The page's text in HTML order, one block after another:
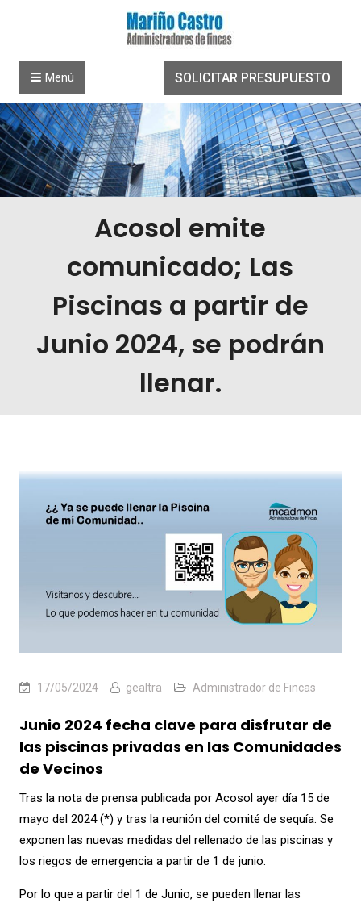
SOLICITAR PRESUPUESTO
Menú
Acosol emite
comunicado; Las
Piscinas a partir de
Junio 2024, se podrán
llenar.
17/05/2024 gealtra Administrador de Fincas
Junio 2024 fecha clave para disfrutar de
las piscinas privadas en las Comunidades
de Vecinos
Tras la nota de prensa publicada por Acosol ayer día 15 de
mayo del 2024 (*) y tras la reunión del comité de sequía. Se
exponen las nuevas medidas del rellenado de las piscinas y
los riegos de emergencia a partir de 1 de junio.
Por lo que a partir del 1 de Junio, se pueden llenar las